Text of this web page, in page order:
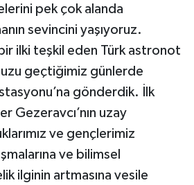
pek çok alanda
sevincini yaşıyoruz.
ilki teşkil eden Türk astronot
geçtiğimiz günlerde
gönderdik. İlk
Gezeravcı’nın uzay
ve gençlerimiz
ve bilimsel
ilginin artmasına vesile